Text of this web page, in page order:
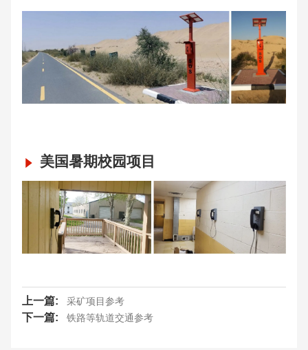
美国暑期校园项目
上一篇: 采矿项目参考
下一篇: 铁路等轨道交通参考